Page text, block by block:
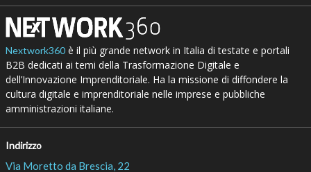
Nextwork360è il più grande network in Italia di testate e portali
B2B dedicati ai temi della Trasformazione Digitale e
dell’Innovazione Imprenditoriale. Ha la missione di diffondere la
cultura digitale e imprenditoriale nelle imprese e pubbliche
amministrazioni italiane.
Indirizzo
Via Moretto da Brescia, 22